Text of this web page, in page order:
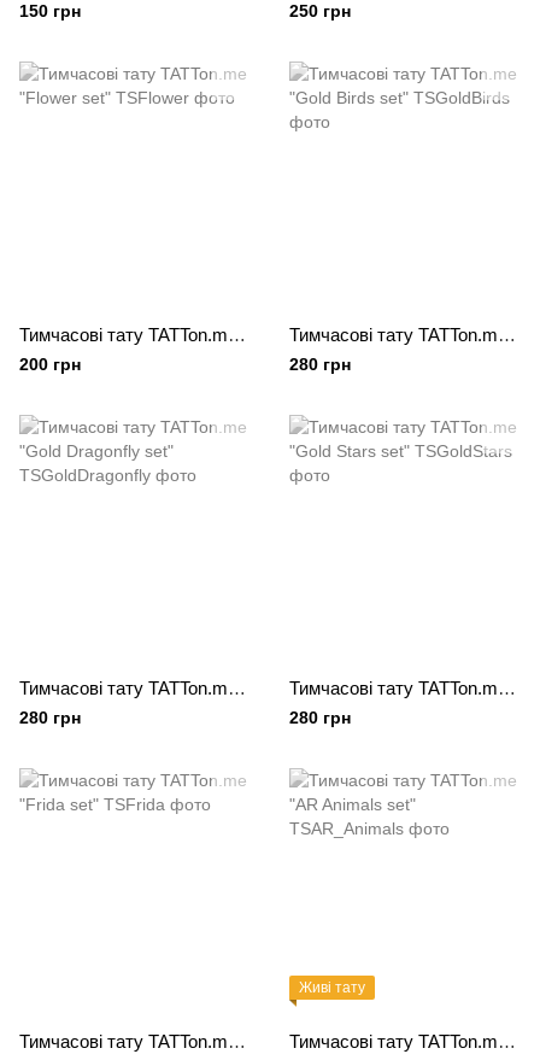
150 грн 250 грн
Тимчасові тату TATTon.me "Flower set"
200 грн
Тимчасові тату TATTon.me "Gold Birds set"
280 грн
Тимчасові тату TATTon.me "Gold Dragonfly set"
280 грн
Тимчасові тату TATTon.me "Gold Stars set"
280 грн
Тимчасові тату TATTon.me "Frida set"
Живі тату
Тимчасові тату TATTon.me "AR Animals set"